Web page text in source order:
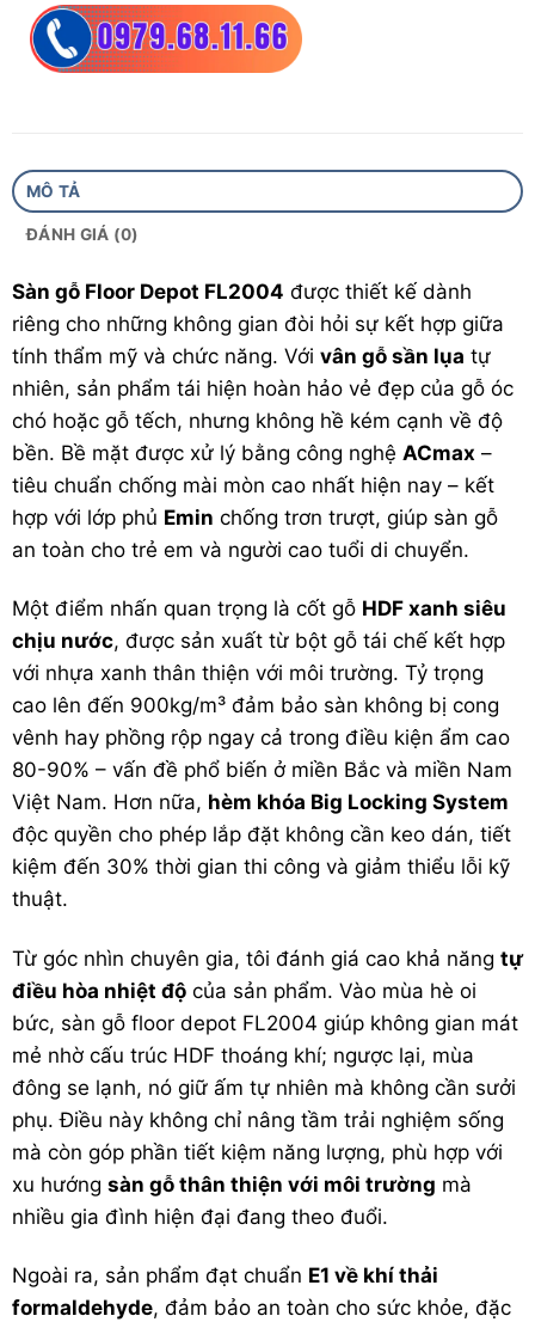
Hèm khóa: Big Locking System
Xuất xứ:
Sản xuất tại Việt Nam theo công nghệ
Malaysia
MÔ TẢ
ĐÁNH GIÁ (0)
Sàn gỗ Floor Depot FL2004 được thiết kế dành
riêng cho những không gian đòi hỏi sự kết hợp giữa
tính thẩm mỹ và chức năng. Với vân gỗ sần lụa tự
nhiên, sản phẩm tái hiện hoàn hảo vẻ đẹp của gỗ óc
chó hoặc gỗ tếch, nhưng không hề kém cạnh về độ
bền. Bề mặt được xử lý bằng công nghệ ACmax –
tiêu chuẩn chống mài mòn cao nhất hiện nay – kết
hợp với lớp phủ Emin chống trơn trượt, giúp sàn gỗ
an toàn cho trẻ em và người cao tuổi di chuyển.
Một điểm nhấn quan trọng là cốt gỗ HDF xanh siêu
chịu nước, được sản xuất từ bột gỗ tái chế kết hợp
với nhựa xanh thân thiện với môi trường. Tỷ trọng
cao lên đến 900kg/m³ đảm bảo sàn không bị cong
vênh hay phồng rộp ngay cả trong điều kiện ẩm cao
80-90% – vấn đề phổ biến ở miền Bắc và miền Nam
Việt Nam. Hơn nữa, hèm khóa Big Locking System
độc quyền cho phép lắp đặt không cần keo dán, tiết
kiệm đến 30% thời gian thi công và giảm thiểu lỗi kỹ
thuật.
Từ góc nhìn chuyên gia, tôi đánh giá cao khả năng tự
điều hòa nhiệt độ của sản phẩm. Vào mùa hè oi
bức, sàn gỗ floor depot FL2004 giúp không gian mát
mẻ nhờ cấu trúc HDF thoáng khí; ngược lại, mùa
đông se lạnh, nó giữ ấm tự nhiên mà không cần sưởi
phụ. Điều này không chỉ nâng tầm trải nghiệm sống
mà còn góp phần tiết kiệm năng lượng, phù hợp với
xu hướng sàn gỗ thân thiện với môi trường mà
nhiều gia đình hiện đại đang theo đuổi.
Ngoài ra, sản phẩm đạt chuẩn E1 về khí thải
formaldehyde, đảm bảo an toàn cho sức khỏe, đặc